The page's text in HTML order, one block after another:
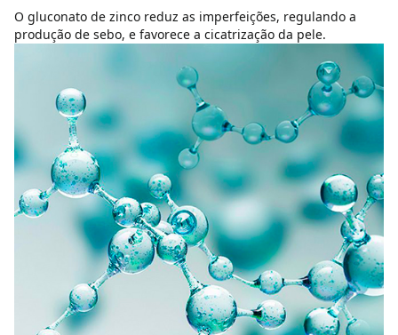
O gluconato de zinco reduz as imperfeições, regulando a
produção de sebo, e favorece a cicatrização da pele.